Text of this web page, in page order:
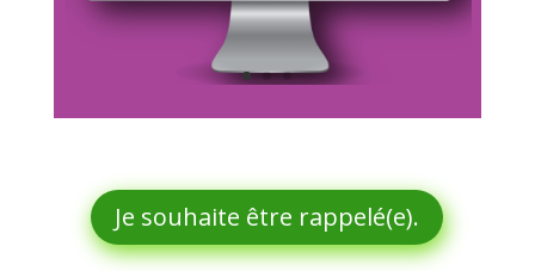
Je souhaite être rappelé(e).